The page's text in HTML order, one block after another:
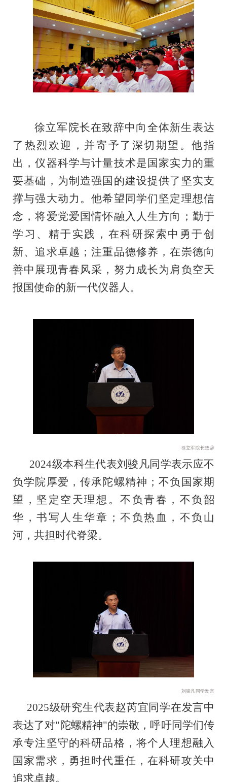
徐立军院长在致辞中向全体新生表达
了热烈欢迎，并寄予了 深切期望。他指
出，仪器科学与计量技术是国家实力的重
要基础，为制造强国的建设提供了坚实支
撑与强大动力。他希望同学们坚定理想信
念，将爱党爱国情怀融入人生方向；勤于
学习、精于实践，在科研探索中勇于创
新、追求卓越；注重品德修养，在崇德向
善中展现青春风采，努力成长为肩负空天
报国使命的新一代仪器人。
徐立军院长致辞
2024级本科生代表刘骏凡同学表示应不
负学院厚爱，传承陀螺精神；不负国家期
望，坚定空天理想。不负青春，不负韶
华，书写人生华章；不负热血，不负山
河，共担时代脊梁。
刘骏凡同学发言
2025级研究生代表赵芮宜同学在发言中
表达了对"陀螺精神"的崇敬，呼吁同学们传
承专注坚守的科研品格，将个人理想融入
国家需求，勇担时代重任，在科研攻关中
追求卓越。